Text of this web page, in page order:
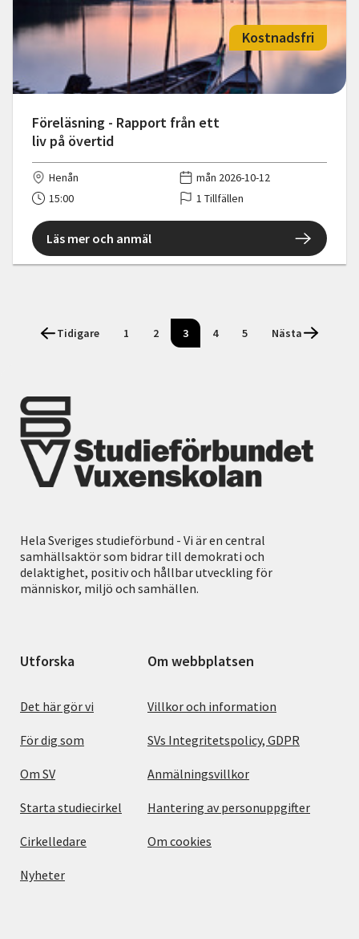
Föreläsning - Rapport från ett
liv på övertid
Kostnadsfri
Henån
mån 2026-10-12
15:00
1 Tillfällen
Läs mer och anmäl
Tidigare 1 2 3 4 5 Nästa
Hela Sveriges studieförbund - Vi är en central
samhällsaktör som bidrar till demokrati och
delaktighet, positiv och hållbar utveckling för
människor, miljö och samhällen.
Utforska
Det här gör vi
För dig som
Om SV
Starta studiecirkel
Cirkelledare
Nyheter
Om webbplatsen
Villkor och information
SVs Integritetspolicy, GDPR
Anmälningsvillkor
Hantering av personuppgifter
Om cookies